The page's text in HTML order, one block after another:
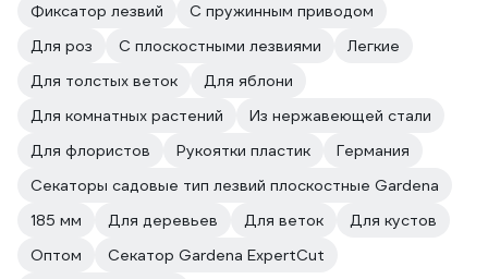
Фиксатор лезвий
С пружинным приводом
Для роз
С плоскостными лезвиями
Легкие
Для толстых веток
Для яблони
Для комнатных растений
Из нержавеющей стали
Для флористов
Рукоятки пластик
Германия
Секаторы садовые тип лезвий плоскостные Gardena
185 мм
Для деревьев Для веток
Для кустов
Оптом
Секатор Gardena ExpertCut